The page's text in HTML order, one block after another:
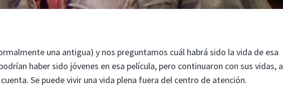
una antigua) y nos preguntamos cuál habrá sido la vida de esa
haber sido jóvenes en esa película, pero continuaron con sus vidas, a
Se puede vivir una vida plena fuera del centro de atención.